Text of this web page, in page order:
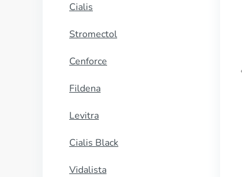
Cialis
Stromectol
Cenforce
Fildena
Levitra
Cialis Black
Vidalista